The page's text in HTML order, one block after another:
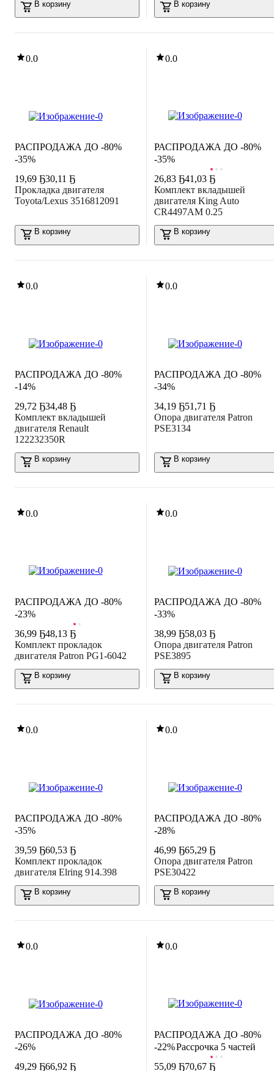
В корзину В корзину
0.0
-35%
РАСПРОДАЖА ДО -80%
19,69 Ҕ30,11 Ҕ
Прокладка двигателя
Toyota/Lexus 3516812091
В корзину
0.0
-35%
РАСПРОДАЖА ДО -80%
26,83 Ҕ41,03 Ҕ
Комплект вкладышей
двигателя King Auto
CR4497AM 0.25
В корзину
0.0
-14%
РАСПРОДАЖА ДО -80%
29,72 Ҕ34,48 Ҕ
Комплект вкладышей
двигателя Renault
122232350R
В корзину
0.0
-34%
РАСПРОДАЖА ДО -80%
34,19 Ҕ51,71 Ҕ
Опора двигателя Patron
PSE3134
В корзину
0.0
-23%
РАСПРОДАЖА ДО -80%
36,99 Ҕ48,13 Ҕ
Комплект прокладок
двигателя Patron PG1-6042
В корзину
0.0
-33%
РАСПРОДАЖА ДО -80%
38,99 Ҕ58,03 Ҕ
Опора двигателя Patron
PSE3895
В корзину
0.0
-35%
РАСПРОДАЖА ДО -80%
39,59 Ҕ60,53 Ҕ
Комплект прокладок
двигателя Elring 914.398
В корзину
0.0
-28%
РАСПРОДАЖА ДО -80%
46,99 Ҕ65,29 Ҕ
Опора двигателя Patron
PSE30422
В корзину
0.0
-26%
РАСПРОДАЖА ДО -80%
49,29 Ҕ66,92 Ҕ
0.0
-22%Рассрочка 5 частей
РАСПРОДАЖА ДО -80%
55,09 Ҕ70,67 Ҕ